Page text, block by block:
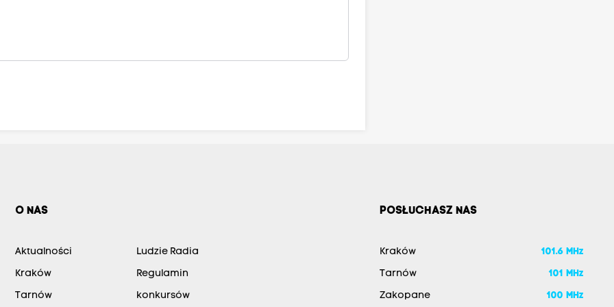
O NAS
Aktualności
Kraków
Tarnów
Ludzie Radia
Regulamin
konkursów
POSŁUCHASZ NAS
Kraków 101.6 MHz
Tarnów 101 MHz
Zakopane 100 MHz